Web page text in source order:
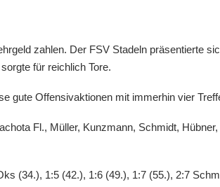
zahlen. Der FSV Stadeln präsentierte
für reichlich Tore.
gute Offensivaktionen mit immerhin vier
Fl., Müller, Kunzmann, Schmidt,
(34.), 1:5 (42.), 1:6 (49.), 1:7 (55.), 2:7